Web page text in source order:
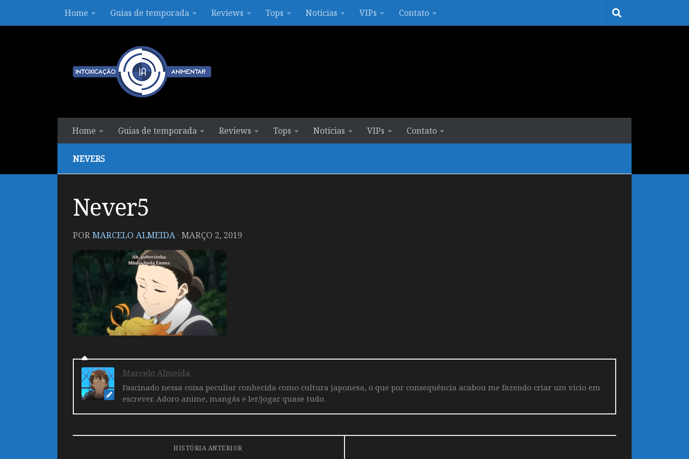
Skip to contentHome Guias de temporada Reviews Tops Notícias VIPs Contato
Home Guias de temporada Reviews Tops Notícias VIPs Contato
NEVER5
Never5
PORMARCELO ALMEIDA · MARÇO 2, 2019
Marcelo Almeida
Fascinado nessa coisa peculiar conhecida como cultura japonesa, o que por consequência acabou me fazendo criar um vicio em
escrever. Adoro anime, mangás e ler/jogar quase tudo.
HISTÓRIA ANTERIOR